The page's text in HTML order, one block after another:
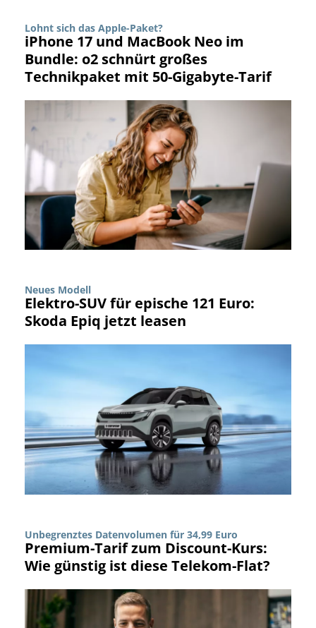
Lohnt sich das Apple-Paket?
iPhone 17 und MacBook Neo im
Bundle: o2 schnürt großes
Technikpaket mit 50-Gigabyte-Tarif
Neues Modell
Elektro-SUV für epische 121 Euro:
Skoda Epiq jetzt leasen
Unbegrenztes Datenvolumen für 34,99 Euro
Premium-Tarif zum Discount-Kurs:
Wie günstig ist diese Telekom-Flat?